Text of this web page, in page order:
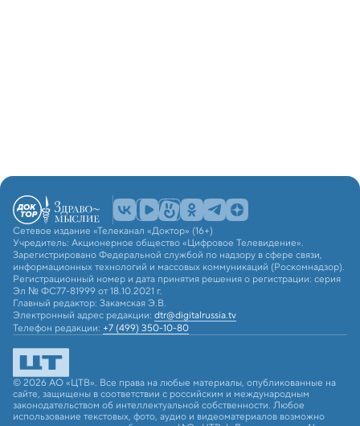
Сетевое издание «Телеканал «Доктор» (16+)
Учредитель: Акционерное общество «Цифровое Телевидение».
Зарегистрировано Федеральной службой по надзору в сфере связи,
информационных технологий и массовых коммуникаций (Роскомнадзор).
Регистрационный номер и дата принятия решения о регистрации: серия
Эл № ФС77-81999 от 18.10.2021 г.
Главный редактор: Закамская Э.В.
Электронный адрес редакции: dtr@digitalrussia.tv
Телефон редакции: +7 (499) 350-10-80
© 2026 АО «ЦТВ». Все права на любые материалы, опубликованные на
сайте, защищены в соответствии с российским и международным
законодательством об интеллектуальной собственности. Любое
использование текстовых, фото, аудио и видеоматериалов возможно